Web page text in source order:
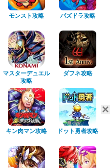
モンスト攻略 パズドラ攻略
マスターデュエル
攻略
ダフネ攻略
キン肉マン攻略 ドット勇者攻略